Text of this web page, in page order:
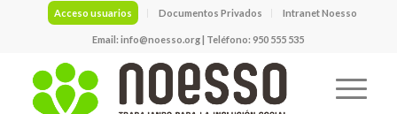
Acceso usuarios Documentos Privados Intranet Noesso
Email:info@noesso.org| Teléfono: 950 555 535